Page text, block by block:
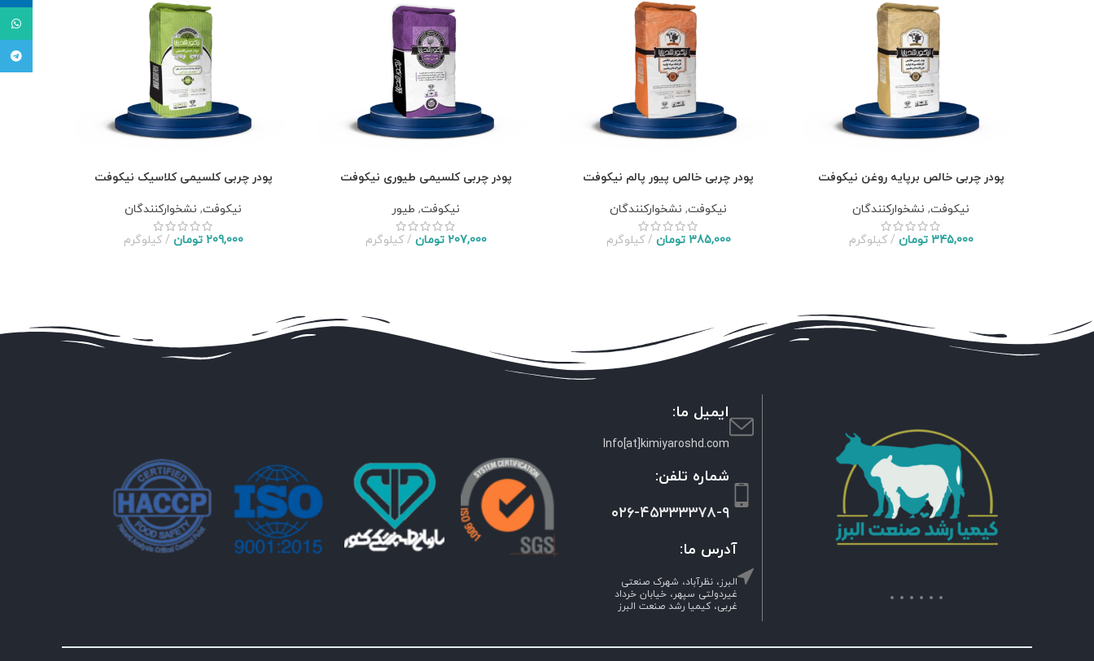
پودر چربی خالص برپایه روغن نیکوفت
نیکوفت, نشخوارکنندگان
345,000 تومان کیلوگرم
پودر چربی خالص پیور پالم نیکوفت
نیکوفت, نشخوارکنندگان
385,000 تومان کیلوگرم
پودر چربی کلسیمی طیوری نیکوفت
نیکوفت, طیور
207,000 تومان کیلوگرم
پودر چربی کلسیمی کلاسیک نیکوفت
نیکوفت, نشخوارکنندگان
209,000 تومان کیلوگرم
ایمیل ما:
Info[at]kimiyaroshd.com
شماره تلفن:
۰۲۶-۴۵۳۳۳۳۷۸-۹
آدرس ما:
البرز، نظرآباد، شهرک صنعتی
غیردولتی سپهر، خیابان خرداد
غربی، کیمیا رشد صنعت البرز
تلگرام